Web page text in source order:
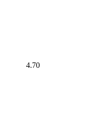
4.70